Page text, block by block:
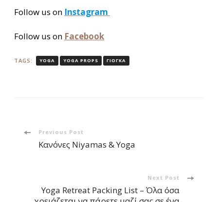
Follow us on Instagram
Follow us on Facebook
TAGS: YOGA YOGA PROPS ΓΙΟΓΚΑ
PostPrevious Post
Κανόνες Niyamas & Yoga
Next Post
Yoga Retreat Packing List – Όλα όσα